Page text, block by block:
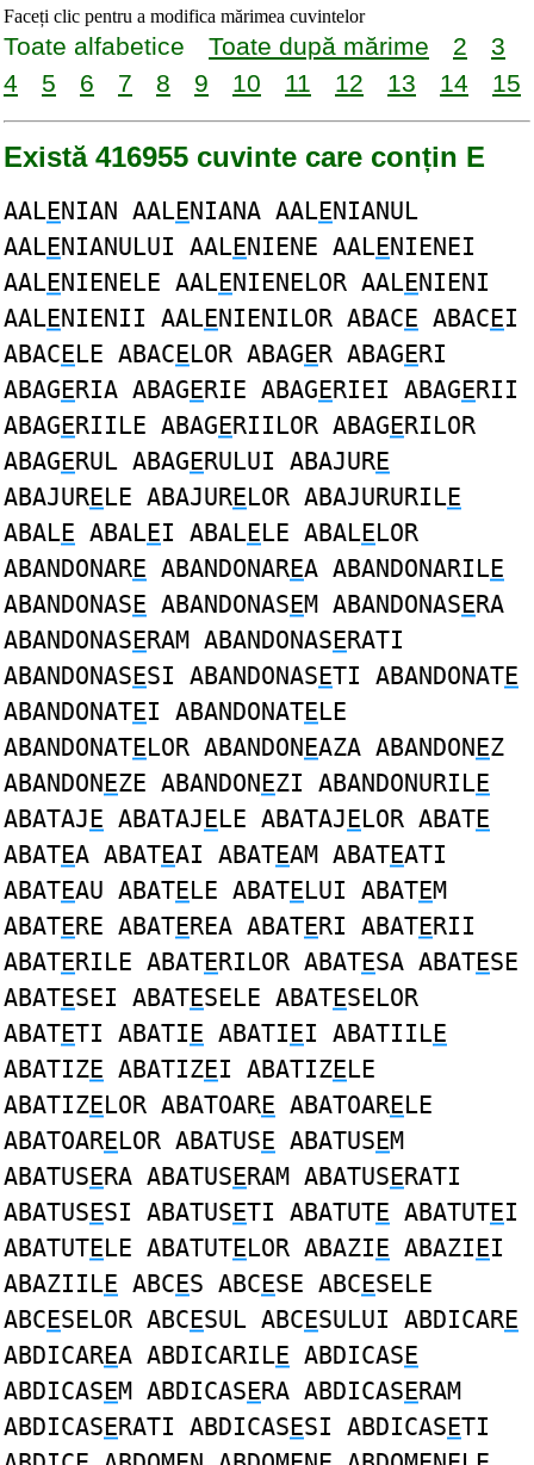
Faceți clic pentru a modifica mărimea cuvintelor
Toate alfabetice Toate după mărime 2
3
4
5 6 7 8 9 10 11 12 13 14 15
Există 416955 cuvinte care conțin E
AALENIAN AALENIANA AALENIANUL
AALENIANULUI AALENIENE AALENIENEI
AALENIENELE AALENIENELOR AALENIENI
AALENIENII AALENIENILOR ABACE ABACEI
ABACELE ABACELOR ABAGER ABAGERI
ABAGERIA ABAGERIE ABAGERIEI ABAGERII
ABAGERIILE ABAGERIILOR ABAGERILOR
ABAGERUL ABAGERULUI ABAJURE
ABAJURELE ABAJURELOR ABAJURURILE
ABALE ABALEI ABALELE ABALELOR
ABANDONARE ABANDONAREA ABANDONARILE
ABANDONASE ABANDONASEM ABANDONASERA
ABANDONASERAM ABANDONASERATI
ABANDONASESI ABANDONASETI ABANDONATE
ABANDONATEI ABANDONATELE
ABANDONATELOR ABANDONEAZA ABANDONEZ
ABANDONEZE ABANDONEZI ABANDONURILE
ABATAJE ABATAJELE ABATAJELOR ABATE
ABATEA ABATEAI ABATEAM ABATEATI
ABATEAU ABATELE ABATELUI ABATEM
ABATERE ABATEREA ABATERI ABATERII
ABATERILE ABATERILOR ABATESA ABATESE
ABATESEI ABATESELE ABATESELOR
ABATETI ABATIE ABATIEI ABATIILE
ABATIZE ABATIZEI ABATIZELE
ABATIZELOR ABATOARE ABATOARELE
ABATOARELOR ABATUSE ABATUSEM
ABATUSERA ABATUSERAM ABATUSERATI
ABATUSESI ABATUSETI ABATUTE ABATUTEI
ABATUTELE ABATUTELOR ABAZIE ABAZIEI
ABAZIILE ABCES ABCESE ABCESELE
ABCESELOR ABCESUL ABCESULUI ABDICARE
ABDICAREA ABDICARILE ABDICASE
ABDICASEM ABDICASERA ABDICASERAM
ABDICASERATI ABDICASESI ABDICASETI